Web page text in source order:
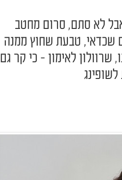
לא סתם, סרום מחטב
שכדאי, טבעת שחוץ ממנה
לאימון - כי קר גם